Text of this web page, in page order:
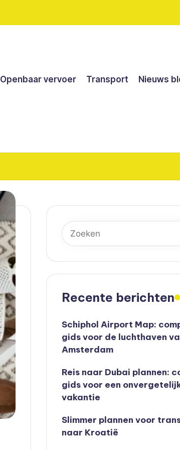
Openbaar vervoer Transport Nieuws
Recente berichten
Schiphol Airport Map:
gids voor de luchthaven
Amsterdam
Reis naar Dubai plannen:
gids voor een
vakantie
Slimmer plannen voor
naar Kroatië